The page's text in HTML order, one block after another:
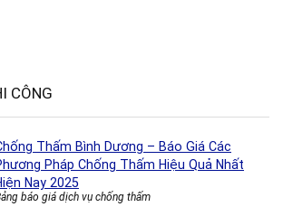
CÔNG
Thấm Bình Dương – Báo Giá Các
Pháp Chống Thấm Hiệu Quả Nhất
Nay 2025
báo giá dịch vụ chống thấm